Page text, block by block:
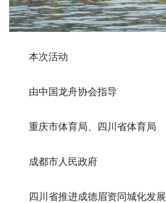
本次活动
由中国龙舟协会指导
重庆市体育局、四川省体育局
成都市人民政府
四川省推进成德眉资同城化发展